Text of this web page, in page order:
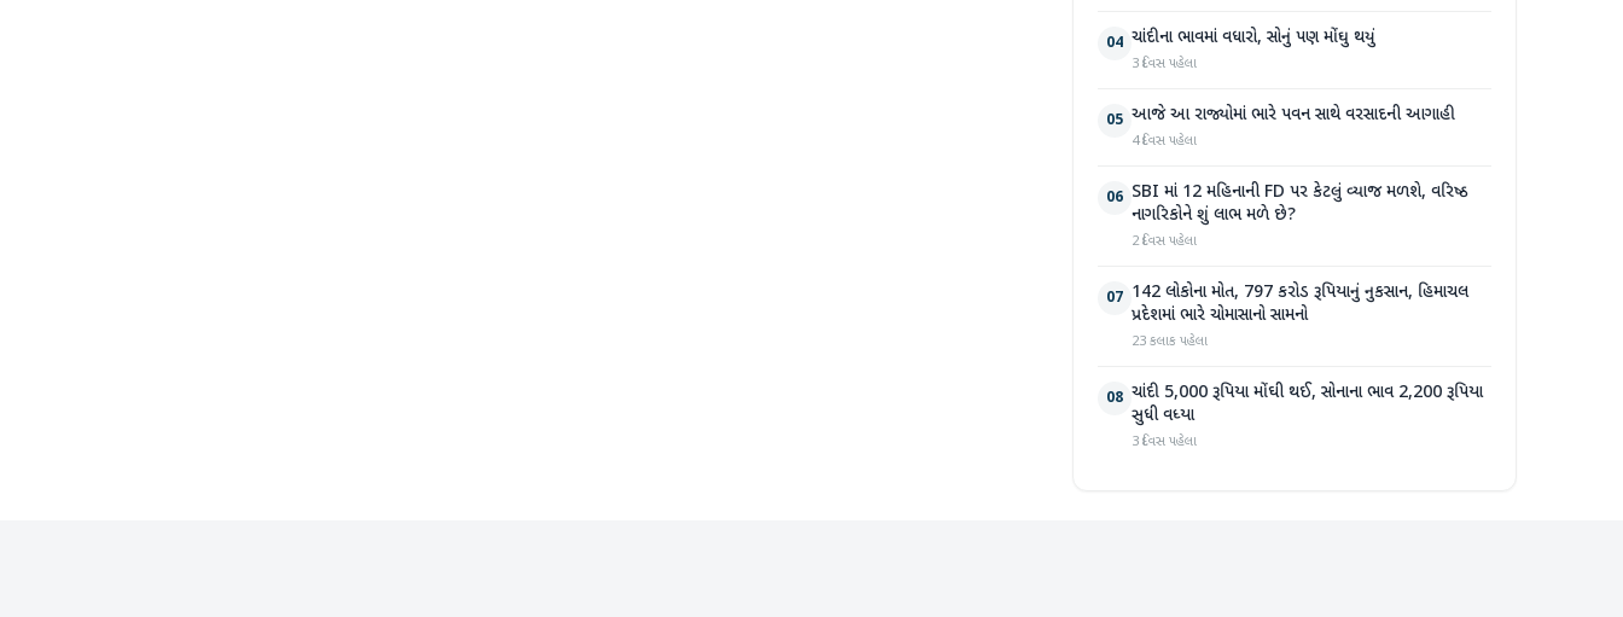
04 ચાંદીના ભાવમાં વધારો, સોનું પણ મોંઘુ થયું
3 દિવસ પહેલા
05 આજે આ રાજ્યોમાં ભારે પવન સાથે વરસાદની આગાહી
4 દિવસ પહેલા
06 SBI માં 12 મહિનાની FD પર કેટલું વ્યાજ મળશે, વરિષ્ઠ
નાગરિકોને શું લાભ મળે છે?
2 દિવસ પહેલા
07 142 લોકોના મોત, 797 કરોડ રૂપિયાનું નુકસાન, હિમાચલ
પ્રદેશમાં ભારે ચોમાસાનો સામનો
23 કલાક પહેલા
08 ચાંદી 5,000 રૂપિયા મોંઘી થઈ, સોનાના ભાવ 2,200 રૂપિયા
સુધી વધ્યા
3 દિવસ પહેલા